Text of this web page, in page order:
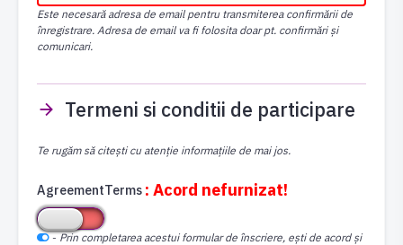
Este necesară adresa de email pentru transmiterea confirmării de
înregistrare. Adresa de email va fi folosita doar pt. confirmări și
comunicari.
Termeni si conditii de participare
Te rugăm să citești cu atenție informațiile de mai jos.
AgreementTerms : Acord nefurnizat!
-Prin completarea acestui formular de înscriere, ești de acord și